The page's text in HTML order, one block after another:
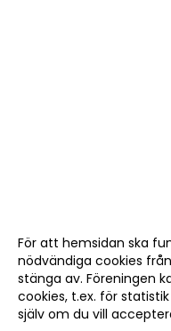
För att hemsidan ska
nödvändiga cookies
stänga av. Föreningen
cookies, t.ex. för
själv om du vill